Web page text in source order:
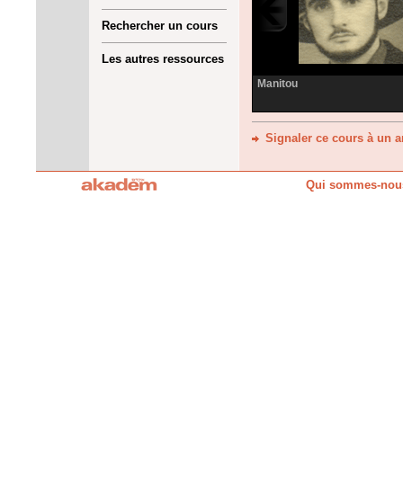
Rechercher un cours
Les autres ressources
Manitou
Signaler ce cours à un
Qui sommes-